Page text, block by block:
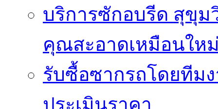
บริการซักอบรีด สุขุ
คุณสะอาดเหมือนให
รับซื้อซากรถโดยทีม
ประเมินราคา